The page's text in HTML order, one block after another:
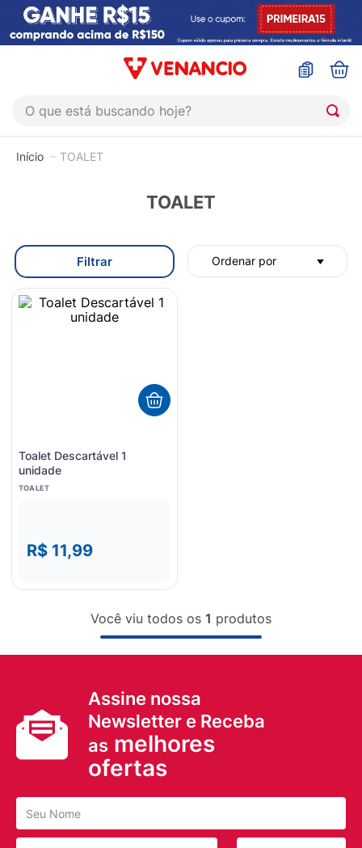
O que está buscando hoje?
TOALET
TOALET
Filtrar Ordenar por
Toalet Descartável 1
unidade
TOALET
R$ 11,99
Você viu todos os 1 produtos
Assine nossa
Newsletter e Receba
as melhores
ofertas
sinustrat
fly gotas
5º
protetor solar
6º
esmalte
lenço umedecido